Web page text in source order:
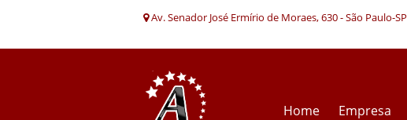
Av. Senador José Ermírio de Moraes, 630 - São Paulo-SP
Home Empresa